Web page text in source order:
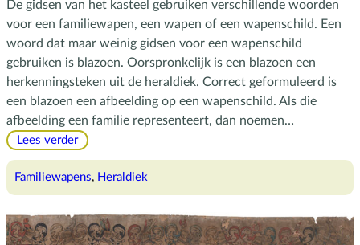
De gidsen van het kasteel gebruiken verschillende woorden
voor een familiewapen, een wapen of een wapenschild. Een
woord dat maar weinig gidsen voor een wapenschild
gebruiken is blazoen. Oorspronkelijk is een blazoen een
herkenningsteken uit de heraldiek. Correct geformuleerd is
een blazoen een afbeelding op een wapenschild. Als die
afbeelding een familie representeert, dan noemen…
Lees verder:
en
Familiewapens, Heraldiek